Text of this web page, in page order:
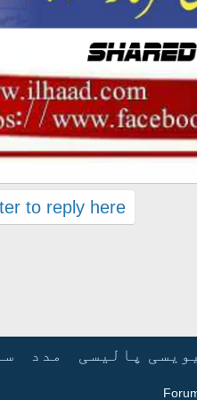
to reply here.
پالیسی مدد